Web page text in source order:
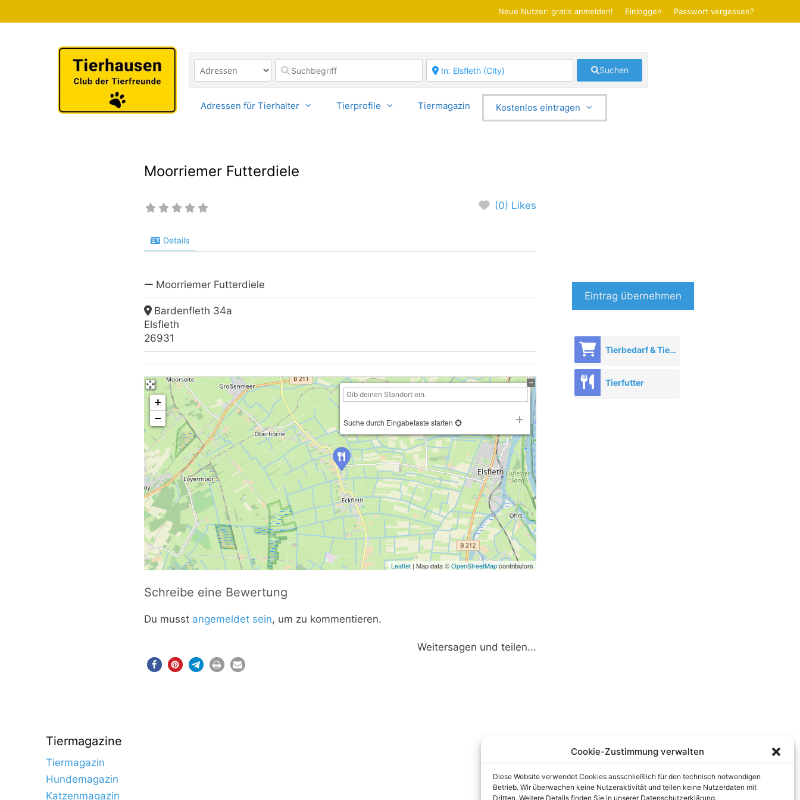
Cookie-Zustimmung verwalten
Diese Website verwendet Cookies ausschließlich für den technisch notwendigen
Betrieb. Wir überwachen keine Nutzeraktivität und teilen keine Nutzerdaten mit
Dritten. Weitere Details finden Sie in unserer Datenschutzerklärung.
Inhalt
Neue Nutzer: gratis anmelden! Einloggen Passwort vergessen?
Suchen
Adressen für Tierhalter Tierprofile Tiermagazin Kostenlos eintragen
Moorriemer Futterdiele
(0) Likes
Details
Moorriemer Futterdiele
Bardenfleth 34a
Elsfleth
26931
+
−
Suche durch Eingabetaste starten
Leaflet| Map data ©OpenStreetMapcontributors
Schreibe eine Bewertung
Du musst angemeldet sein, um zu kommentieren.
Weitersagen und teilen...
Eintrag übernehmen
Tierbedarf & Tierhandel
Tierfutter
Tiermagazine
Tiermagazin
Hundemagazin
Katzenmagazin